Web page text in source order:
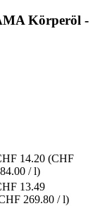
Körperöl -
14.20 (CHF
/ l)
13.49
269.80 / l)